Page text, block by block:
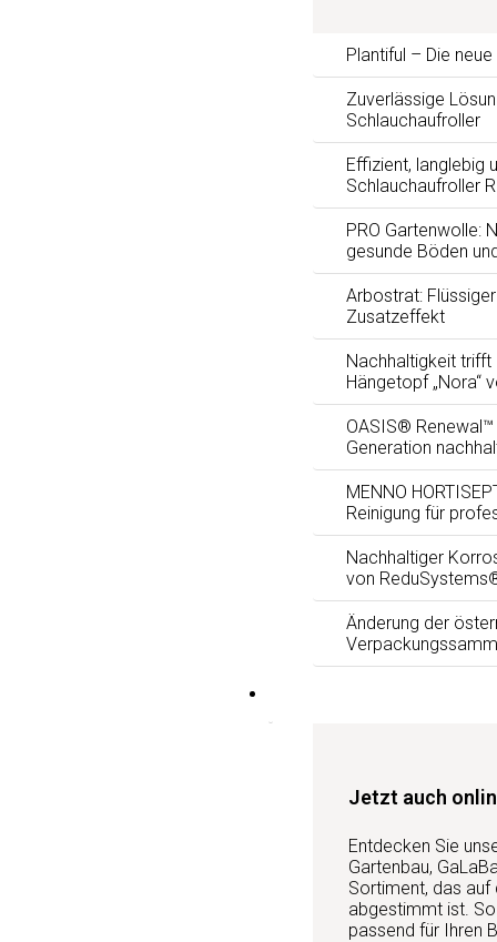
Plantiful – Die
Zuverlässige
Schlauchaufroller
Effizient, langlebig
Schlauchaufroller
PRO Gartenwolle:
gesunde Böden
Arbostrat:
Zusatzeffekt
Nachhaltigkeit trifft
Hängetopf „Nora“
OASIS®
Generation
MENNO
Reinigung für
Nachhaltiger
von
Änderung der
Jetzt auch
Entdecken Sie
Gartenbau,
Sortiment, das
abgestimmt ist.
passend für Ihren